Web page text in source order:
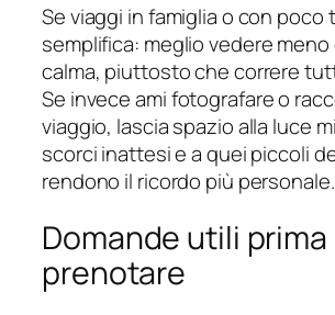
Se viaggi in famiglia o con poco
semplifica: meglio vedere
calma, piuttosto che correre
Se invece ami fotografare o
viaggio, lascia spazio alla luce
scorci inattesi e a quei piccoli
rendono il ricordo più personale.
Domande utili prima
prenotare